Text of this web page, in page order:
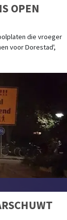
OPEN
die vroeger
voor Dorestad',